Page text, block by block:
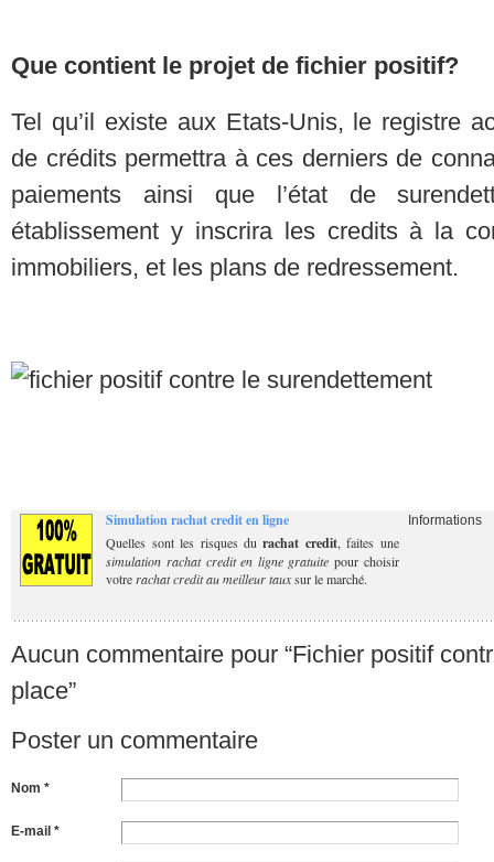
Que contient le projet de fichier positif?
Tel qu’il existe aux Etats-Unis, le registre
de crédits permettra à ces derniers de
paiements ainsi que l’état de
établissement y inscrira les credits à la
immobiliers, et les plans de redressement.
Informations
Simulation rachat credit en ligne
Quelles sont les risques durachat credit, faites une
simulation rachat credit en ligne gratuite pour choisir
votrerachat credit au meilleur tauxsur le marché.
Aucun commentaire pour “Fichier positif
place”
Poster un commentaire
Nom *
E-mail *